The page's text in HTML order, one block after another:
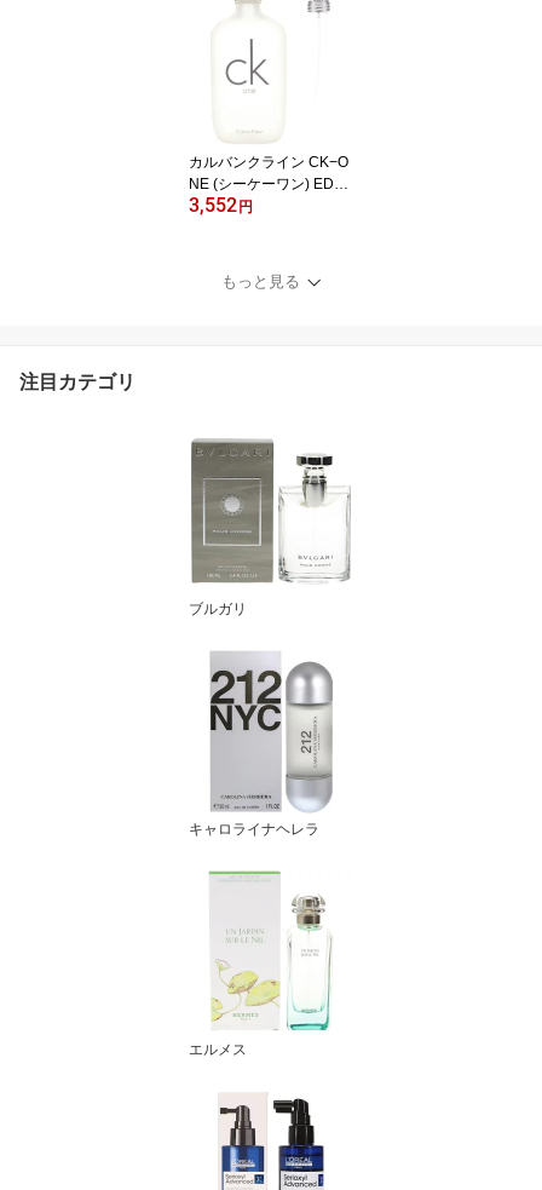
規品 【営業日13時まで
カルバンクライン CK−O
NE (シーケーワン) EDT
オードトワレ SP 100ml
3,552円
もっと見る
注目カテゴリ
ブルガリ
キャロライナヘレラ
エルメス